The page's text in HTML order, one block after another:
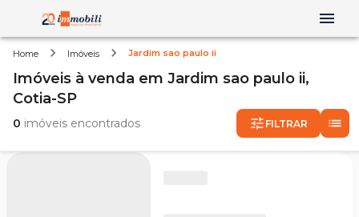
Home Imóveis Jardim sao paulo ii
Imóveis à venda em Jardim sao paulo ii,
Cotia-SP
0 imóveis encontrados FILTRAR